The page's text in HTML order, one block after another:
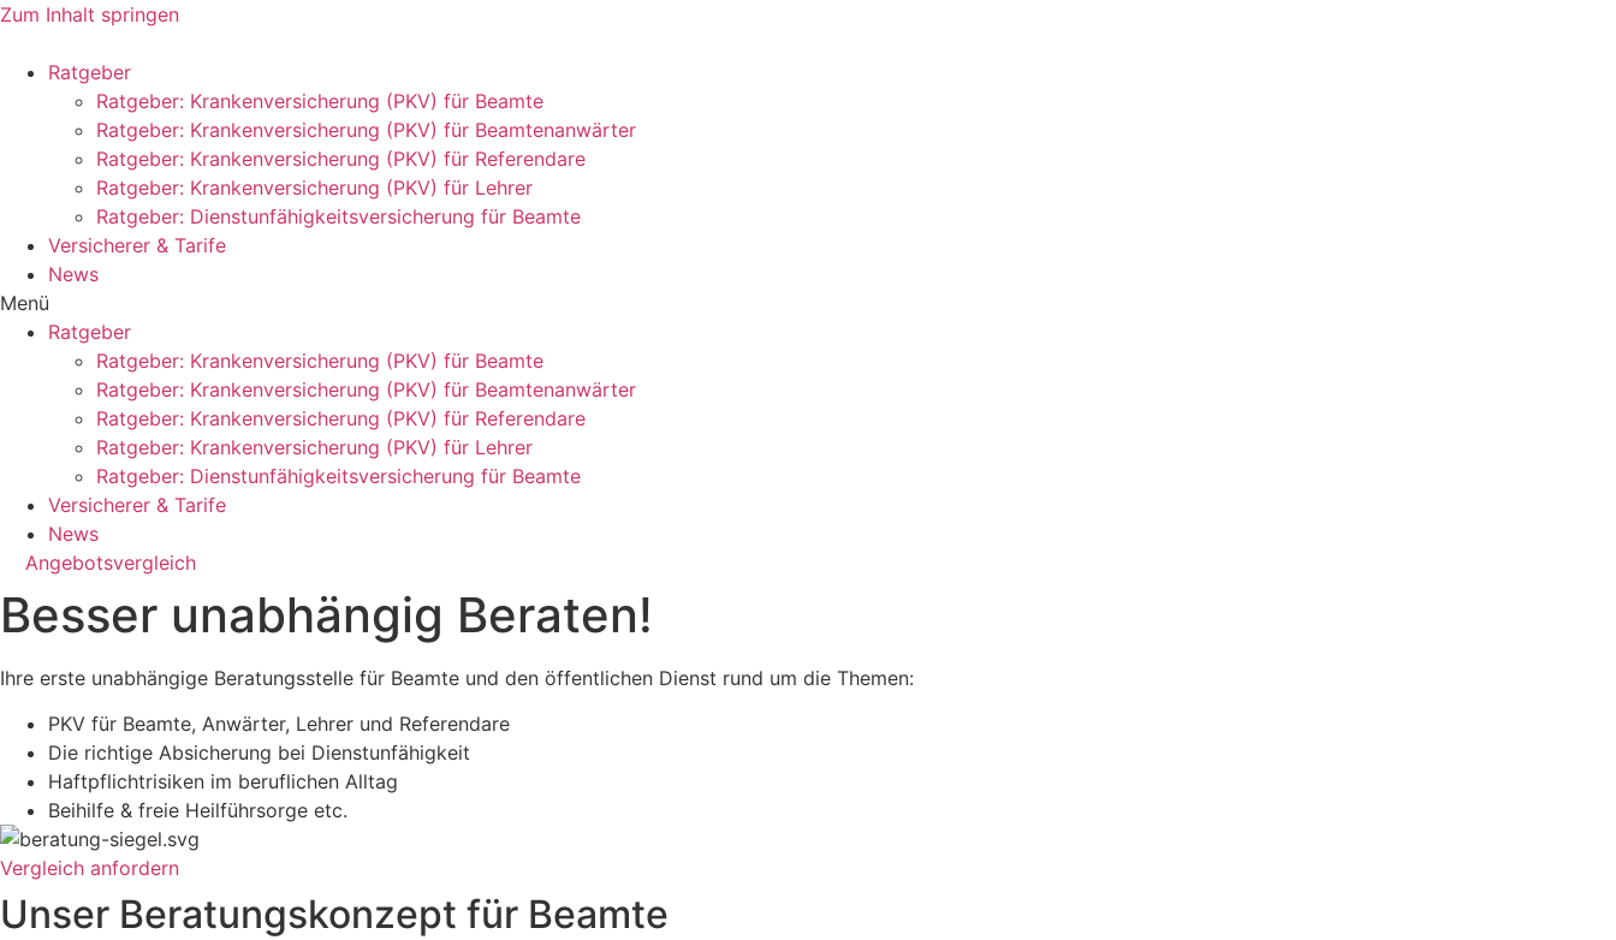
Zum Inhalt springen
Ratgeber
Ratgeber: Krankenversicherung (PKV) für Beamte
Ratgeber: Krankenversicherung (PKV) für Beamtenanwärter
Ratgeber: Krankenversicherung (PKV) für Referendare
Ratgeber: Krankenversicherung (PKV) für Lehrer
Ratgeber: Dienstunfähigkeitsversicherung für Beamte
Versicherer & Tarife
News
Menü
Ratgeber
Ratgeber: Krankenversicherung (PKV) für Beamte
Ratgeber: Krankenversicherung (PKV) für Beamtenanwärter
Ratgeber: Krankenversicherung (PKV) für Referendare
Ratgeber: Krankenversicherung (PKV) für Lehrer
Ratgeber: Dienstunfähigkeitsversicherung für Beamte
Versicherer & Tarife
News
Angebotsvergleich
Besser unabhängig Beraten!
Ihre erste unabhängige Beratungsstelle für Beamte und den öffentlichen Dienst rund um die Themen:
PKV für Beamte, Anwärter, Lehrer und Referendare
Die richtige Absicherung bei Dienstunfähigkeit
Haftpflichtrisiken im beruflichen Alltag
Beihilfe & freie Heilführsorge etc.
Vergleich anfordern
Unser Beratungskonzept für Beamte